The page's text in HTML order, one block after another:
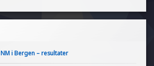
NM i Bergen – resultater